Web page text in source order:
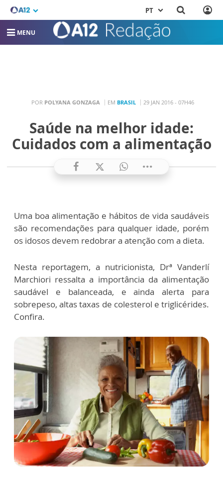
PT
MENU
POR POLYANA GONZAGA EM BRASIL 29 JAN 2016 - 07H46
Saúde na melhor idade:
Cuidados com a alimentação
Uma boa alimentação e hábitos de vida saudáveis
são recomendações para qualquer idade, porém
os idosos devem redobrar a atenção com a dieta.
Nesta reportagem, a nutricionista, Drª Vanderlí
Marchiori ressalta a importância da alimentação
saudável e balanceada, e ainda alerta para
sobrepeso, altas taxas de colesterol e triglicérides.
Confira.